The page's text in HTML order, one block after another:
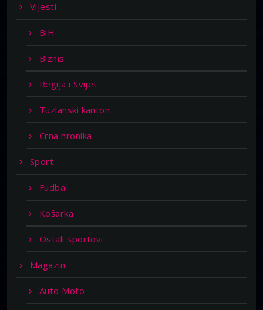
Vijesti
BiH
Biznis
Regija i Svijet
Tuzlanski kanton
Crna hronika
Sport
Fudbal
Košarka
Ostali sportovi
Magazin
Auto Moto